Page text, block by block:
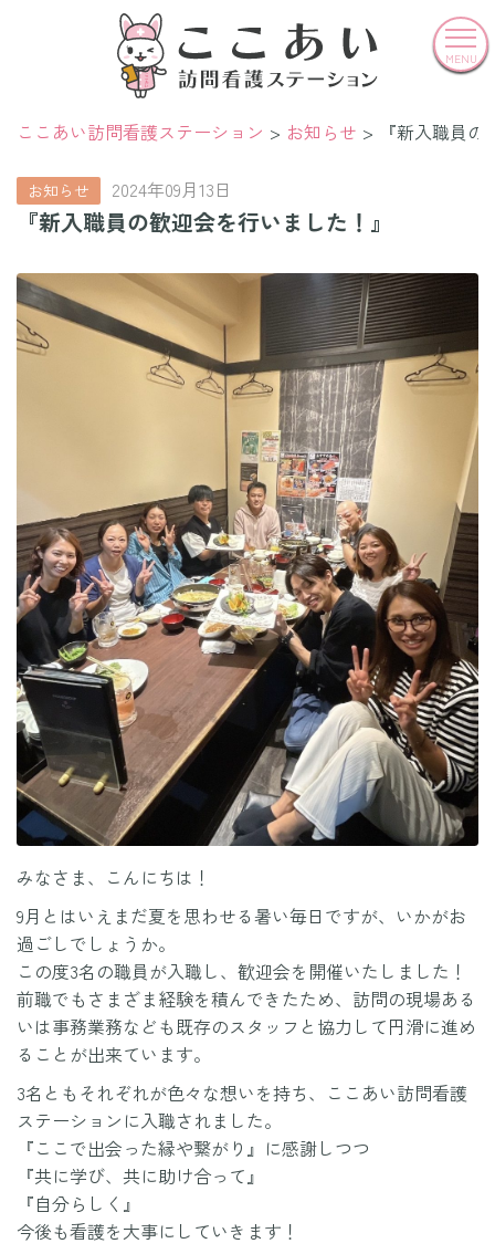
MENU
ここあい訪問看護ステーション お知らせ 『新入職員
お知らせ 2024年09月13日
『新入職員の歓迎会を行いました！』
みなさま、こんにちは！
9月とはいえまだ夏を思わせる暑い毎日ですが、いかがお
過ごしでしょうか。
この度3名の職員が入職し、歓迎会を開催いたしました！
前職でもさまざま経験を積んできたため、訪問の現場ある
いは事務業務なども既存のスタッフと協力して円滑に進め
ることが出来ています。
3名ともそれぞれが色々な想いを持ち、ここあい訪問看護
ステーションに入職されました。
『ここで出会った縁や繋がり』に感謝しつつ
『共に学び、共に助け合って』
『自分らしく』
今後も看護を大事にしていきます！